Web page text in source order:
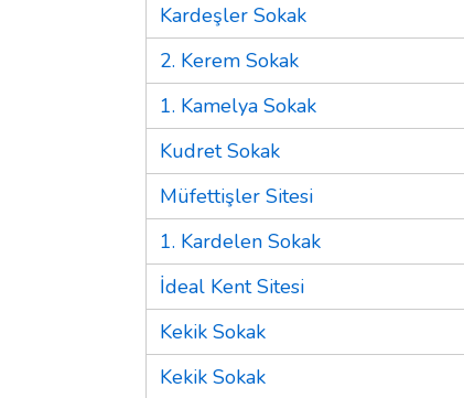
Kardeşler Sokak
2. Kerem Sokak
1. Kamelya Sokak
Kudret Sokak
Müfettişler Sitesi
1. Kardelen Sokak
İdeal Kent Sitesi
Kekik Sokak
Kekik Sokak